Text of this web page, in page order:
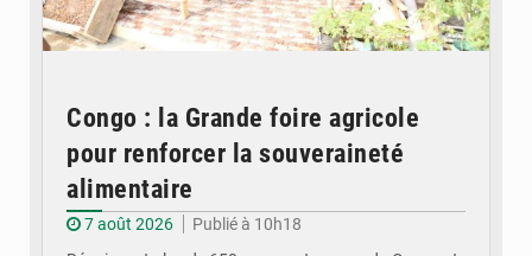
Congo : la Grande foire agricole
pour renforcer la souveraineté
alimentaire
7 août 2026
Publié à 10h18